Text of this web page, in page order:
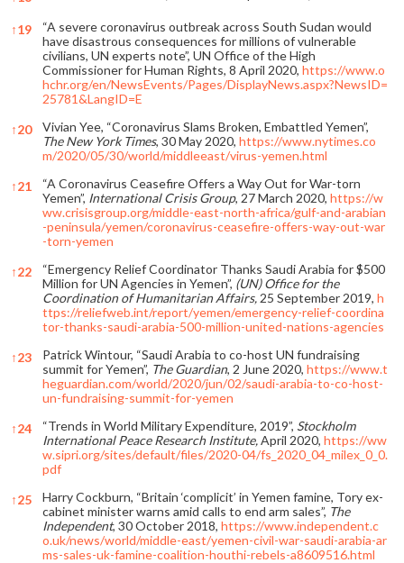
↑19
“A severe coronavirus outbreak across South Sudan would
have disastrous consequences for millions of vulnerable
civilians, UN experts note”, UN Office of the High
Commissioner for Human Rights, 8 April 2020, https://www.o
hchr.org/en/NewsEvents/Pages/DisplayNews.aspx?NewsID=
25781&LangID=E
↑20
Vivian Yee, “Coronavirus Slams Broken, Embattled Yemen”,
The New York Times, 30 May 2020, https://www.nytimes.co
m/2020/05/30/world/middleeast/virus-yemen.html
↑21
“A Coronavirus Ceasefire Offers a Way Out for War-torn
Yemen”, International Crisis Group, 27 March 2020, https://w
ww.crisisgroup.org/middle-east-north-africa/gulf-and-arabian
-peninsula/yemen/coronavirus-ceasefire-offers-way-out-war
-torn-yemen
↑22
“Emergency Relief Coordinator Thanks Saudi Arabia for $500
Million for UN Agencies in Yemen”, (UN) Office for the
Coordination of Humanitarian Affairs, 25 September 2019, h
ttps://reliefweb.int/report/yemen/emergency-relief-coordina
tor-thanks-saudi-arabia-500-million-united-nations-agencies
↑23
Patrick Wintour, “Saudi Arabia to co-host UN fundraising
summit for Yemen”, The Guardian, 2 June 2020, https://www.t
heguardian.com/world/2020/jun/02/saudi-arabia-to-co-host-
un-fundraising-summit-for-yemen
↑24 “Trends in World Military Expenditure, 2019”, Stockholm
International Peace Research Institute,April 2020, https://ww
w.sipri.org/sites/default/files/2020-04/fs_2020_04_milex_0_0.
pdf
↑25
Harry Cockburn, “Britain ‘complicit’ in Yemen famine, Tory ex-
cabinet minister warns amid calls to end arm sales”, The
Independent, 30 October 2018, https://www.independent.c
o.uk/news/world/middle-east/yemen-civil-war-saudi-arabia-ar
ms-sales-uk-famine-coalition-houthi-rebels-a8609516.html